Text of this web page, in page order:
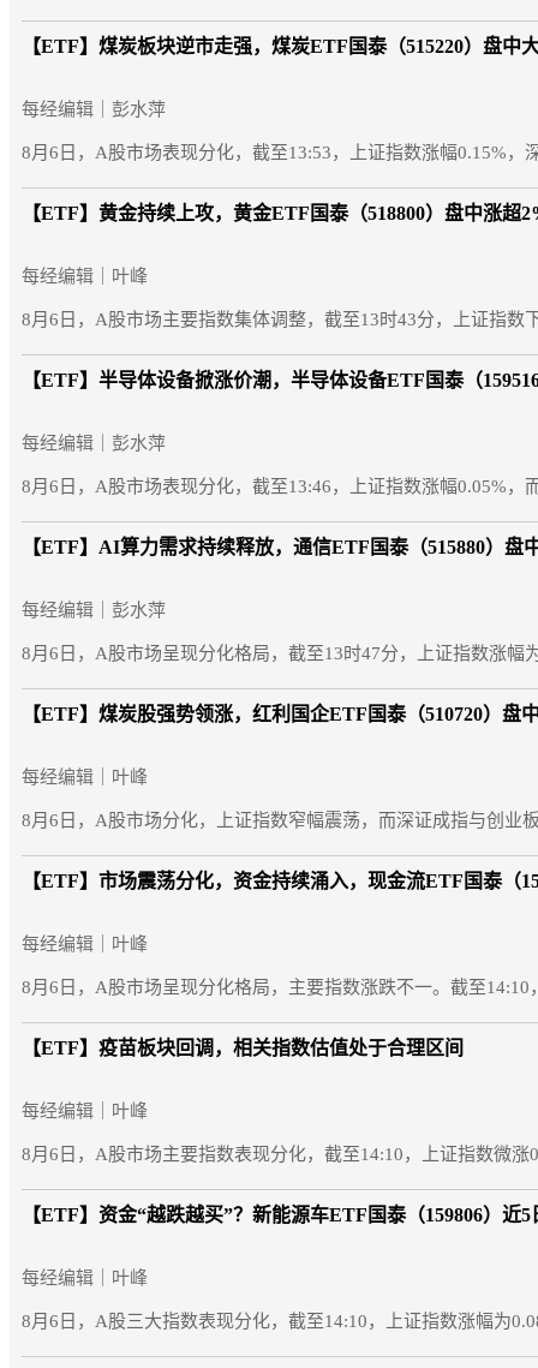
【ETF】 煤炭板块逆市走强，煤炭ETF国泰（515220）盘中
每经编辑｜彭水萍
8月6日，A股市场表现分化，截至13:53，上证指数涨幅0.15%，
【ETF】 黄金持续上攻，黄金ETF国泰（518800）盘中涨超
每经编辑｜叶峰
8月6日，A股市场主要指数集体调整，截至13时43分，上证指数
【ETF】 半导体设备掀涨价潮，半导体设备ETF国泰（
每经编辑｜彭水萍
8月6日，A股市场表现分化，截至13:46，上证指数涨幅0.05%，
【ETF】 AI算力需求持续释放，通信ETF国泰（515880）盘
每经编辑｜彭水萍
8月6日，A股市场呈现分化格局，截至13时47分，上证指数涨幅
【ETF】 煤炭股强势领涨，红利国企ETF国泰（510720）盘
每经编辑｜叶峰
8月6日，A股市场分化，上证指数窄幅震荡，而深证成指与创业
【ETF】 市场震荡分化，资金持续涌入，现金流ETF国泰（
每经编辑｜叶峰
8月6日，A股市场呈现分化格局，主要指数涨跌不一。截至14:10
【ETF】 疫苗板块回调，相关指数估值处于合理区间
每经编辑｜叶峰
8月6日，A股市场主要指数表现分化，截至14:10，上证指数微涨
【ETF】 资金“越跌越买”？新能源车ETF国泰（159806）近
每经编辑｜叶峰
8月6日，A股三大指数表现分化，截至14:10，上证指数涨幅为